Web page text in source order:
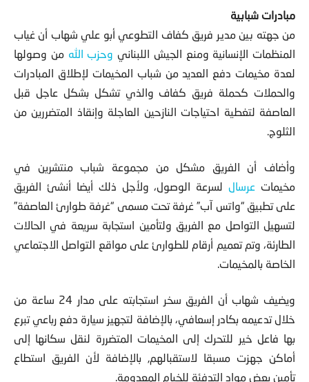
مبادرات شبابية
من جهته بين مدير فريق كفاف التطوعي أبو علي شهاب أن غياب
المنظمات الإنسانية ومنع الجيش اللبناني وحزب الله من وصولها
لعدة مخيمات دفع العديد من شباب المخيمات لإطلاق المبادرات
والحملات كحملة فريق كفاف والذي تشكل بشكل عاجل قبل
العاصفة لتغطية احتياجات النازحين العاجلة وإنقاذ المتضررين من
الثلوج.
وأضاف أن الفريق مشكل من مجموعة شباب منتشرين في
مخيمات عرساللسرعة الوصول، ولأجل ذلك أيضا أنشئ الفريق
على تطبيق “واتس آب” غرفة تحت مسمى “غرفة طوارئ العاصفة”
لتسهيل التواصل مع الفريق ولتأمين استجابة سريعة في الحالات
الطارئة، وتم تعميم أرقام للطوارئ على مواقع التواصل الاجتماعي
الخاصة بالمخيمات.
ويضيف شهاب أن الفريق سخر استجابته على مدار 24 ساعة من
خلال تدعيمه بكادر إسعافي، بالإضافة لتجهيز سيارة دفع رباعي تبرع
بها فاعل خير للتحرك إلى المخيمات المتضررة لنقل سكانها إلى
أماكن جهزت مسبقا لاستقبالهم, بالإضافة لأن الفريق استطاع
تأمين بعض مواد التدفئة للخيام المعدومة.